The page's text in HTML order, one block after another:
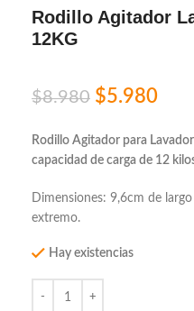
Rodillo Agitador
12KG
$8.980 $5.980
Rodillo Agitador para
capacidad de carga de 12
Dimensiones: 9,6cm de
extremo.
Hay existencias